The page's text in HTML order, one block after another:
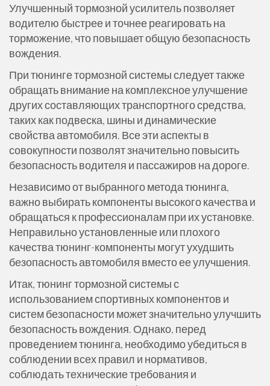
Улучшенный тормозной усилитель позволяет
водителю быстрее и точнее реагировать на
торможение, что повышает общую безопасность
вождения.
При тюнинге тормозной системы следует также
обращать внимание на комплексное улучшение
других составляющих транспортного средства,
таких как подвеска, шины и динамические
свойства автомобиля. Все эти аспекты в
совокупности позволят значительно повысить
безопасность водителя и пассажиров на дороге.
Независимо от выбранного метода тюнинга,
важно выбирать компоненты высокого качества и
обращаться к профессионалам при их установке.
Неправильно установленные или плохого
качества тюнинг-компоненты могут ухудшить
безопасность автомобиля вместо ее улучшения.
Итак, тюнинг тормозной системы с
использованием спортивных компонентов и
систем безопасности может значительно улучшить
безопасность вождения. Однако, перед
проведением тюнинга, необходимо убедиться в
соблюдении всех правил и нормативов,
соблюдать технические требования и